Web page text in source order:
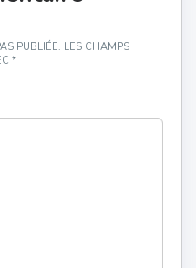
PUBLIÉE. LES CHAMPS
*